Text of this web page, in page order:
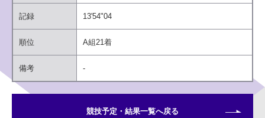
記録 13'54"04
順位 A組21着
備考 -
競技予定・結果一覧へ戻る